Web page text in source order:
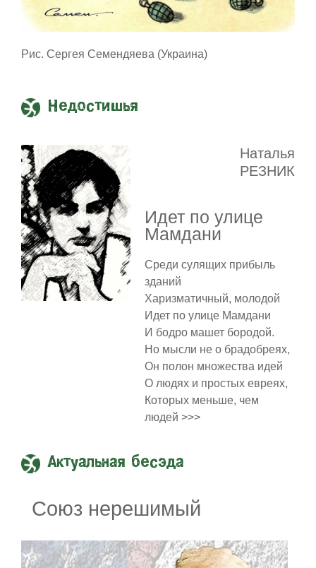
Рис. Сергея Семендяева (Украина)
Недостишья
Наталья
РЕЗНИК
Идет по улице
Мамдани
Среди сулящих прибыль
зданий
Харизматичный, молодой
Идет по улице Мамдани
И бодро машет бородой.
Но мысли не о брадобреях,
Он полон множества идей
О людях и простых евреях,
Которых меньше, чем
людей >>>
Актуальная бесэда
Союз нерешимый